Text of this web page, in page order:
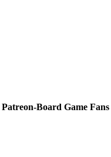
Patreon-Board Game Fans